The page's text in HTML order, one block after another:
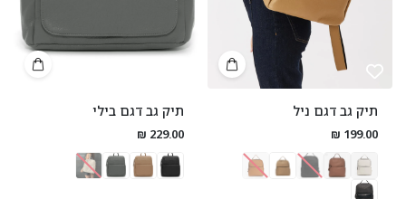
תיק גב דגם ניל
199.00 ₪
תיק גב דגם בילי
229.00 ₪